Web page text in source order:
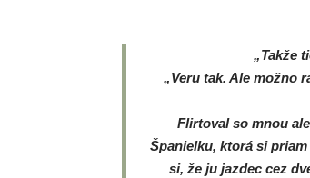
„Takže
„Veru tak. Ale možno
Flirtoval so mnou
Španielku, ktorá si
si, že ju jazdec cez